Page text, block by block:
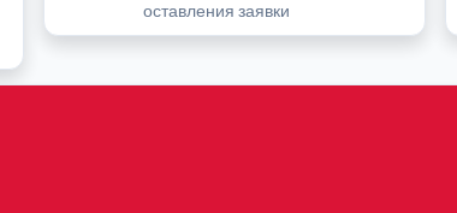
оставления заявки